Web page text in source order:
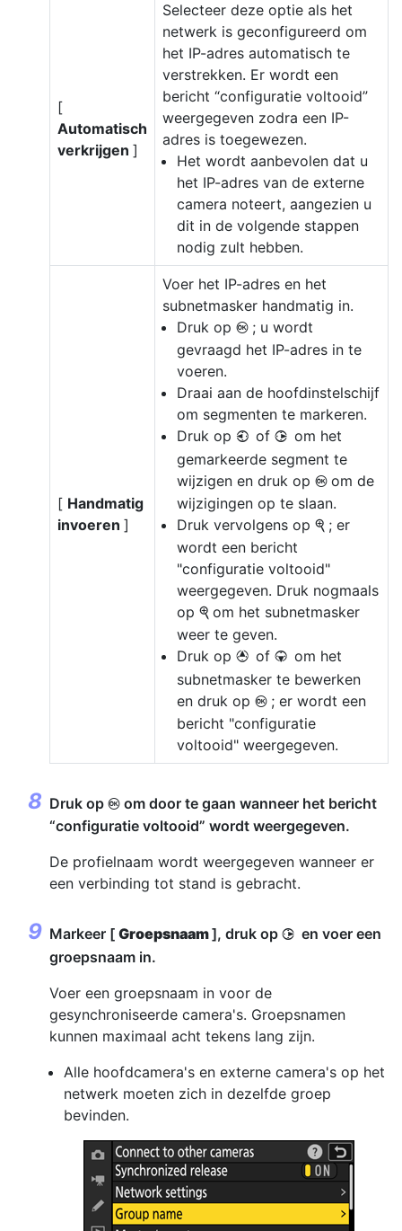
[
Automatisch
verkrijgen ]
Selecteer deze optie als het
netwerk is geconfigureerd om
het IP-adres automatisch te
verstrekken. Er wordt een
bericht “configuratie voltooid”
weergegeven zodra een IP-
adres is toegewezen.
Het wordt aanbevolen dat u
het IP-adres van de externe
camera noteert, aangezien u
dit in de volgende stappen
nodig zult hebben.
[ Handmatig
invoeren ]
Voer het IP-adres en het
subnetmasker handmatig in.
Druk op J ; u wordt
gevraagd het IP-adres in te
voeren.
Draai aan de hoofdinstelschijf
om segmenten te markeren.
Druk op 4 of 2 om het
gemarkeerde segment te
wijzigen en druk op J om de
wijzigingen op te slaan.
Druk vervolgens op X ; er
wordt een bericht
"configuratie voltooid"
weergegeven. Druk nogmaals
op X om het subnetmasker
weer te geven.
Druk op 1 of 3 om het
subnetmasker te bewerken
en druk op J ; er wordt een
bericht "configuratie
voltooid" weergegeven.
Druk op J om door te gaan wanneer het bericht
“configuratie voltooid” wordt weergegeven.
De profielnaam wordt weergegeven wanneer er
een verbinding tot stand is gebracht.
Markeer [ Groepsnaam], druk op 2 en voer een
groepsnaam in.
Voer een groepsnaam in voor de
gesynchroniseerde camera's. Groepsnamen
kunnen maximaal acht tekens lang zijn.
Alle hoofdcamera's en externe camera's op het
netwerk moeten zich in dezelfde groep
bevinden.